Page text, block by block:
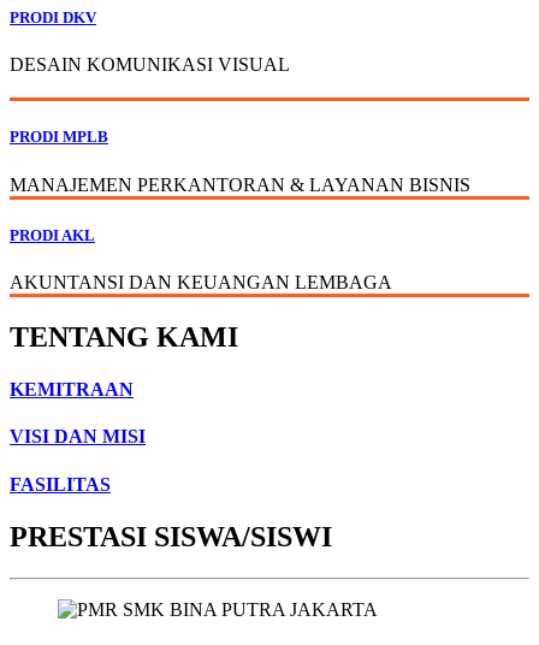
PRODI DKV
DESAIN KOMUNIKASI VISUAL
PRODI MPLB
MANAJEMEN PERKANTORAN & LAYANAN BISNIS
PRODI AKL
AKUNTANSI DAN KEUANGAN LEMBAGA
TENTANG KAMI
KEMITRAAN
VISI DAN MISI
FASILITAS
PRESTASI SISWA/SISWI